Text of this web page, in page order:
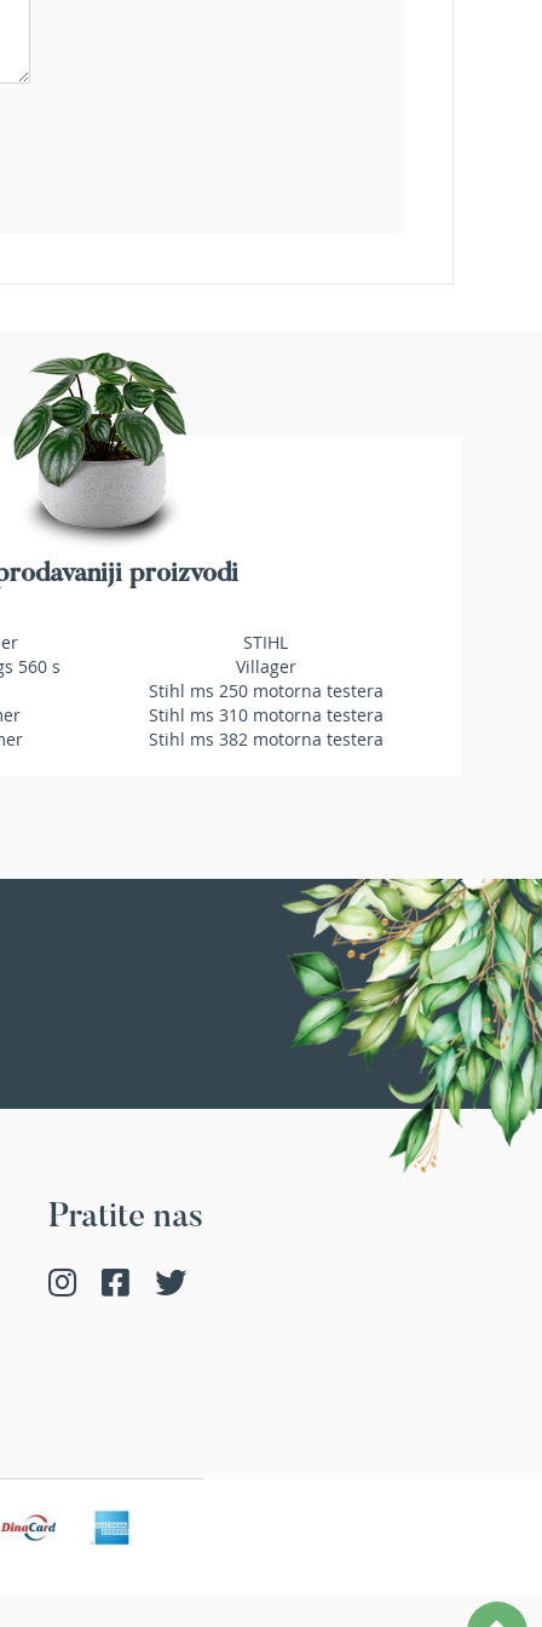
proizvodi
560 s
STIHL
Villager
Stihl ms 250 motorna testera
Stihl ms 310 motorna testera
Stihl ms 382 motorna testera
Pratite nas